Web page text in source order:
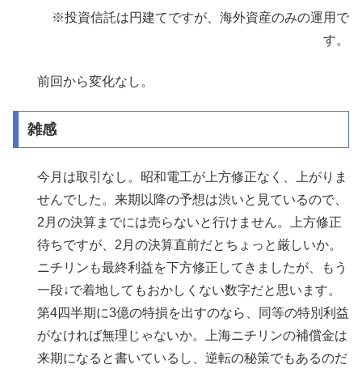
※投資信託は円建てですが、海外資産のみの運用で
す。
前回から変化なし。
雑感
今月は取引なし。昭和電工が上方修正なく、上がりま
せんでした。来期以降の予想は渋いと見ているので、
2月の決算までには売らないと行けません。上方修正
待ちですが、2月の決算直前だとちょっと厳しいか。
ニチリンも最終利益を下方修正してきましたが、もう
一段↓で着地してもおかしくない数字だと思います。
第4四半期に3億の特損を出すのなら、同等の特別利益
がなければ無理じゃないか。上海ニチリンの補償金は
来期になると書いているし、逆転の秘策でもあるのだ